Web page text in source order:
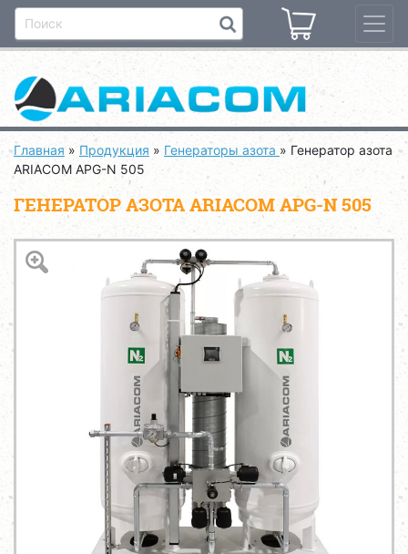
Главная » Продукция » Генераторы азота » Генератор азота
ARIACOM APG-N 505
ГЕНЕРАТОР АЗОТА ARIACOM APG-N 505